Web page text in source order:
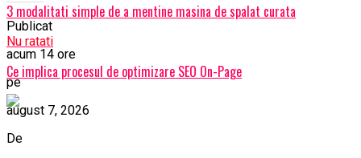
3 modalitati simple de a mentine masina de spalat curata
Nu ratati
Ce implica procesul de optimizare SEO On-Page
Publicat
acum 14 ore
pe
august 7, 2026
De